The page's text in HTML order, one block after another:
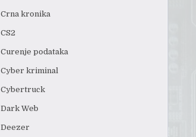
Crna kronika
CS2
Curenje podataka
Cyber kriminal
Cybertruck
Dark Web
Deezer